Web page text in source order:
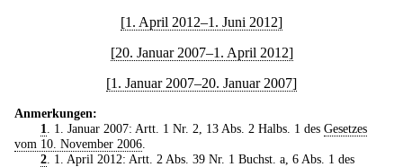
[1. April 2012–1. Juni 2012]
[20. Januar 2007–1. April 2012]
[1. Januar 2007–20. Januar 2007]
Anmerkungen:
1
. 1. Januar 2007: Artt. 1 Nr. 2, 13 Abs. 2 Halbs. 1 des Gesetzes
vom 10. November 2006
2. 1. April 2012: Artt. 2 Abs. 39 Nr. 1 Buchst. a, 6 Abs. 1 des